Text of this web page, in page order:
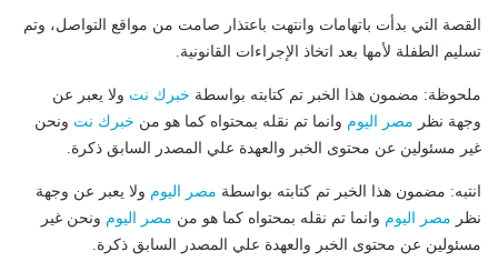
القصة التي بدأت باتهامات وانتهت باعتذار صامت من مواقع التواصل، وتم
تسليم الطفلة لأمها بعد اتخاذ الإجراءات القانونية.
ملحوظة: مضمون هذا الخبر تم كتابته بواسطة خبرك نت ولا يعبر عن
وجهة نظر مصر اليوم وانما تم نقله بمحتواه كما هو من خبرك نت ونحن
غير مسئولين عن محتوى الخبر والعهدة علي المصدر السابق ذكرة.
انتبه: مضمون هذا الخبر تم كتابته بواسطة مصر اليوم ولا يعبر عن وجهة
نظر مصر اليوم وانما تم نقله بمحتواه كما هو من مصر اليوم ونحن غير
مسئولين عن محتوى الخبر والعهدة علي المصدر السابق ذكرة.